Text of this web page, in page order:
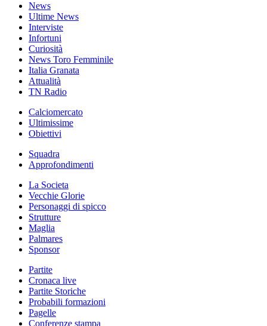
News
Ultime News
Interviste
Infortuni
Curiosità
News Toro Femminile
Italia Granata
Attualità
TN Radio
Calciomercato
Ultimissime
Obiettivi
Squadra
Approfondimenti
La Societa
Vecchie Glorie
Personaggi di spicco
Strutture
Maglia
Palmares
Sponsor
Partite
Cronaca live
Partite Storiche
Probabili formazioni
Pagelle
Conferenze stampa